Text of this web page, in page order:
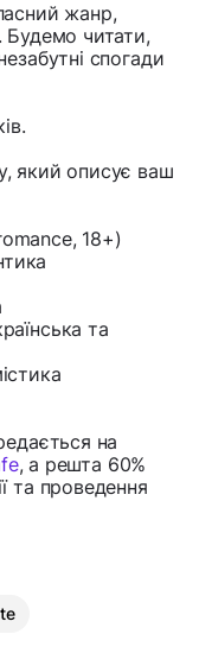
жанр,
Будемо читати,
спогади
який описує ваш
18+)
та
на
, а решта 60%
та проведення